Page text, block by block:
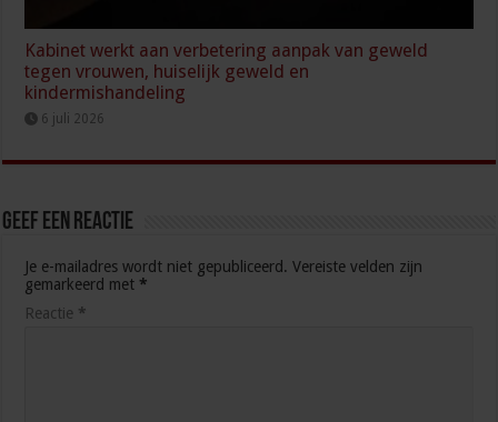
Kabinet werkt aan verbetering aanpak van geweld
tegen vrouwen, huiselijk geweld en
kindermishandeling
6 juli 2026
Geef een reactie
Je e-mailadres wordt niet gepubliceerd. Vereiste velden zijn
gemarkeerd met *
Reactie *